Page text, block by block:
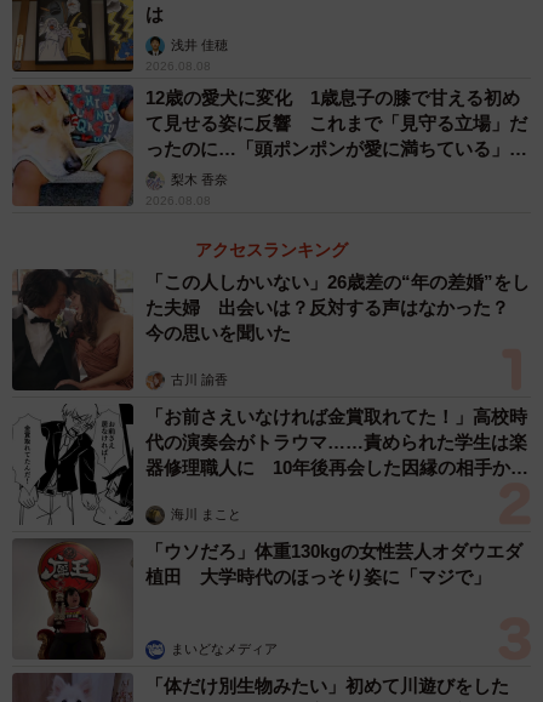
は
浅井 佳穂
2026.08.08
12歳の愛犬に変化 1歳息子の膝で甘える初め
て見せる姿に反響 これまで「見守る立場」だ
ったのに…「頭ポンポンが愛に満ちている」
「尊…」
梨木 香奈
2026.08.08
アクセスランキング
「この人しかいない」26歳差の“年の差婚”をし
た夫婦 出会いは？反対する声はなかった？
今の思いを聞いた
古川 諭香
「お前さえいなければ金賞取れてた！」高校時
代の演奏会がトラウマ……責められた学生は楽
器修理職人に 10年後再会した因縁の相手から
海川 まこと
「ウソだろ」体重130kgの女性芸人オダウエダ
植田 大学時代のほっそり姿に「マジで」
まいどなメディア
「体だけ別生物みたい」初めて川遊びをした